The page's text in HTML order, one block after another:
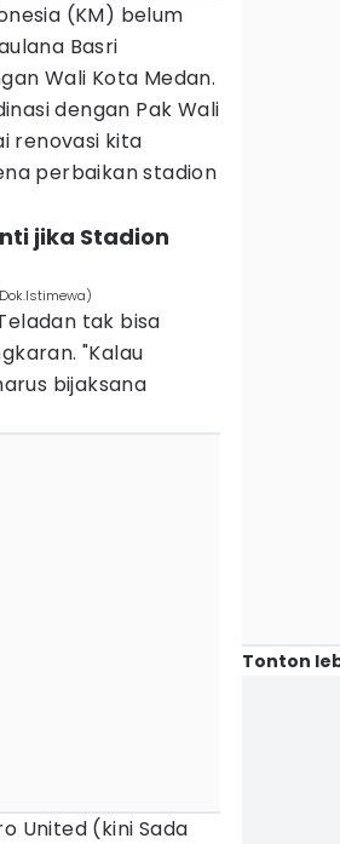
(KM) belum
Basri
Wali Kota Medan.
dengan Pak Wali
renovasi kita
perbaikan stadion
jika Stadion
tak bisa
"Kalau
bijaksana
United (kini Sada
Tonton